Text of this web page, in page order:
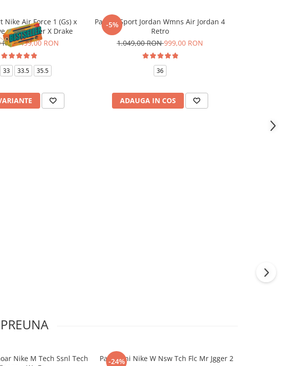
Nike Air Force 1 (Gs) x
you Forever X Drake
RON499,00 RON
33 33.5 35.5
-5%
Pantofi Sport Jordan Wmns Air Jordan 4
Retro
1.049,00 RON999,00 RON
36
ADAUGA IN COS
Nike M Tech Ssnl Tech
-24%
Pantaloni Nike W Nsw Tch Flc Mr Jgger 2